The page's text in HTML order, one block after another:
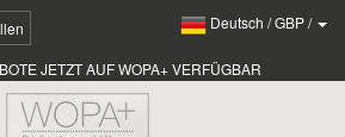
Deutsch /GBP/
JETZT AUF WOPA+ VERFÜGBAR